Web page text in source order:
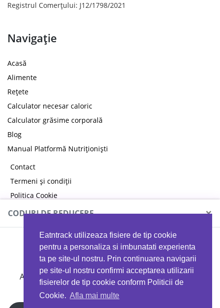
Eatntrack utilizeaza fisiere de tip cookie
pentru a personaliza si imbunatati experienta
ta pe site-ul nostru. Prin continuarea navigarii
pe site-ul nostru confirmi acceptarea utilizarii
fisierelor de tip cookie conform Politicii de
Cookie. Afla mai multe
Registrul Comerțului: J12/1798/2021
Navigație
Acasă
Alimente
Rețete
Calculator necesar caloric
Calculator grăsime corporală
Blog
Manual Platformă Nutriționiști
Contact
Termeni și condiții
Politica Cookie
Politica de confidențialitate
CODURI DE REDUCERE ×
MYPROTEIN
Ai 40%reducere la orice comandă folosind codul
EATTRACK